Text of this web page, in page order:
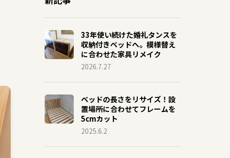
33年使い続けた婚礼タンスを
収納付きベッドへ。模様替え
に合わせた家具リメイク
2026.7.27
ベッドの長さをリサイズ！設
置場所に合わせてフレームを
5cmカット
2025.6.2